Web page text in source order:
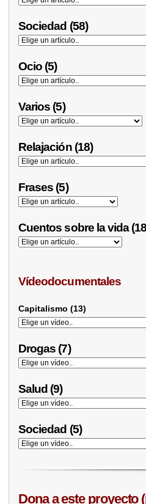
Sociedad (58)
Ocio (5)
Varios (5)
Relajación (18)
Frases (5)
Cuentos sobre la vida
Vídeodocumentales
Capitalismo (13)
Drogas (7)
Salud (9)
Sociedad (5)
Dona a este proyecto